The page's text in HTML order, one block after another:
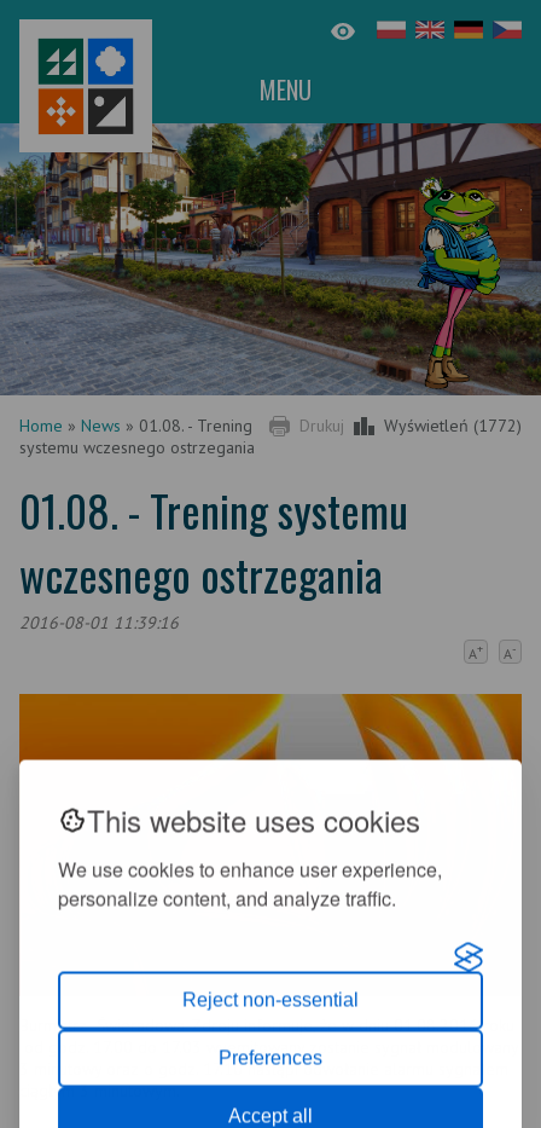
This website uses cookies
We use cookies to enhance user experience,
personalize content, and analyze traffic.
Reject non-essential
Preferences
Accept all
MENU
Drukuj Wyświetleń (1772)
Home » News » 01.08. - Trening
systemu wczesnego ostrzegania
01.08. - Trening systemu
wczesnego ostrzegania
2016-08-01 11:39:16
A+ A-
Burmistrz Świeradowa-Zdroju informuje, że w dniu 01.08.2016 roku
od godz. 17.00 do 17.03 wyemitowany zostanie sygnał modulowany
3 minutowy oraz o godz. 17.10 nastąpi odwołanie alarmu sygnałem
ciągłym 3 minutowym.